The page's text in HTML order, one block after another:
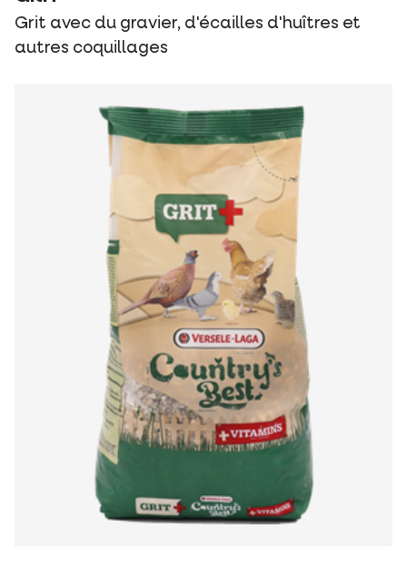
Grit avec du gravier, d'écailles d'huîtres et
autres coquillages